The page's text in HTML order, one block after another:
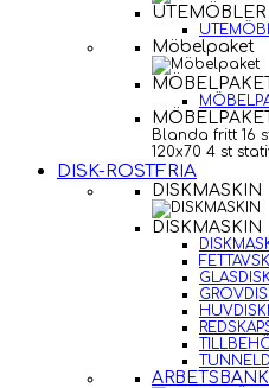
UTEMÖBLER
Möbelpaket
MÖBELPAKET
MÖBELPAKET
Blanda fritt 16
120x70 4 st
DISK-ROSTFRIA
DISKMASKIN
DISKMASKIN
ARBETSBÄNK